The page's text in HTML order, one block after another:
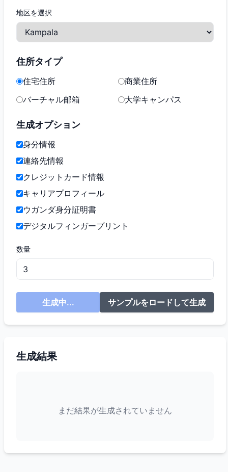
地区を選択
住所タイプ
住宅住所
商業住所
バーチャル邮箱
大学キャンパス
生成オプション
身分情報
連絡先情報
クレジットカード情報
キャリアプロフィール
ウガンダ身分証明書
デジタルフィンガープリント
数量
生成中... サンプルをロードして生成
生成結果
まだ結果が生成されていません